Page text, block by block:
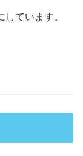
しています。